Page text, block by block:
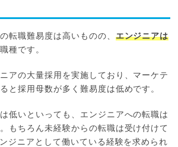
転職難易度は高いものの、 エンジニアは
種です。
アの大量採用を実施しており、マーケテ
と採用母数が多く難易度は低めです。
低いといっても、エンジニアへの転職は
もちろん未経験からの転職は受け付けて
ジニアとして働いている経験を求められ